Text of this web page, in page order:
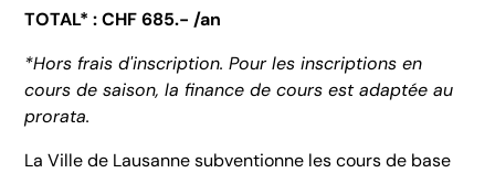
TOTAL* : CHF 685.- /an
*Hors frais d'inscription. Pour les inscriptions en
cours de saison, la finance de cours est adaptée au
prorata.
La Ville de Lausanne subventionne les cours de base